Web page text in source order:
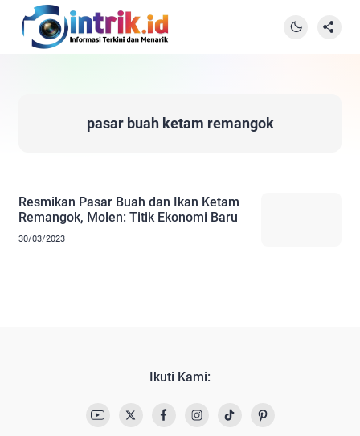
pasar buah ketam remangok
Resmikan Pasar Buah dan Ikan Ketam
Remangok, Molen: Titik Ekonomi Baru
30/03/2023
Ikuti Kami: